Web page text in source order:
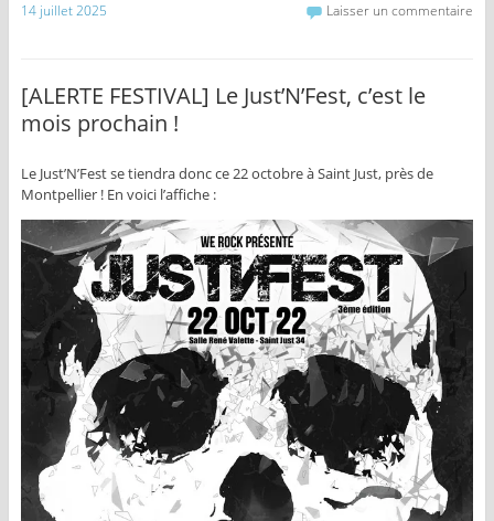
14 juillet 2025 Laisser un commentaire
[ALERTE FESTIVAL] Le Just’N’Fest, c’est le
mois prochain !
Le Just’N’Fest se tiendra donc ce 22 octobre à Saint Just, près de
Montpellier ! En voici l’affiche :